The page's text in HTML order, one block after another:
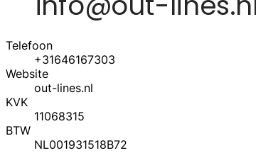
Telefoon
+31646167303
Website
out-lines.nl
KVK
11068315
BTW
NL001931518B72